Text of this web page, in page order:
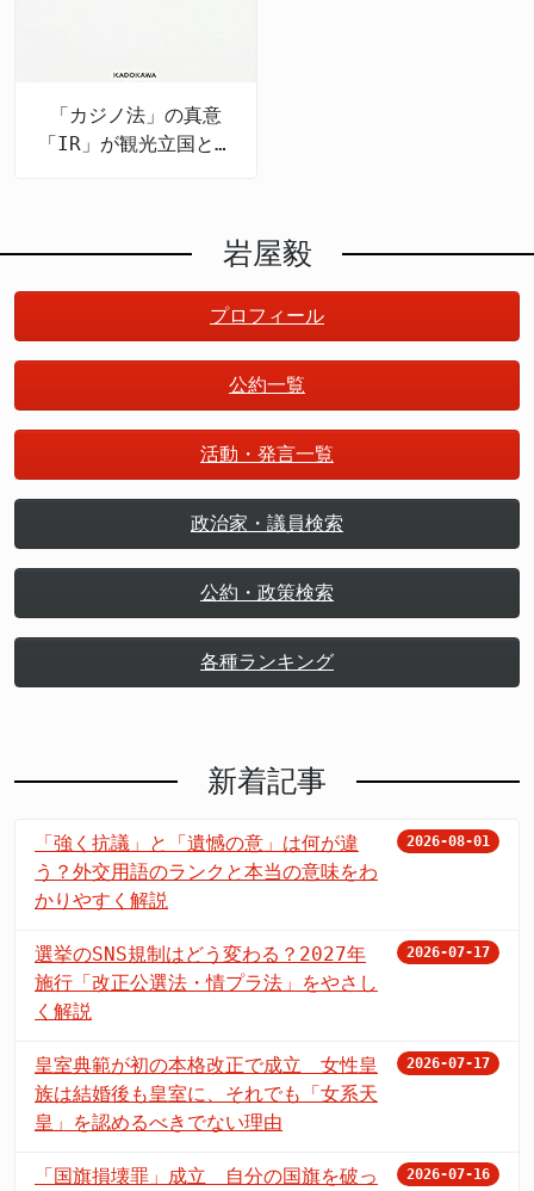
「カジノ法」の真意
「IR」が観光立国と地
岩屋毅
プロフィール
公約一覧
活動・発言一覧
政治家・議員検索
公約・政策検索
各種ランキング
新着記事
「強く抗議」と「遺憾の意」は何が違
う？外交用語のランクと本当の意味をわ
かりやすく解説
2026-08-01
選挙のSNS規制はどう変わる？2027年
施行「改正公選法・情プラ法」をやさし
く解説
2026-07-17
皇室典範が初の本格改正で成立 女性皇
族は結婚後も皇室に、それでも「女系天
皇」を認めるべきでない理由
2026-07-17
「国旗損壊罪」成立 自分の国旗を破っ
2026-07-16